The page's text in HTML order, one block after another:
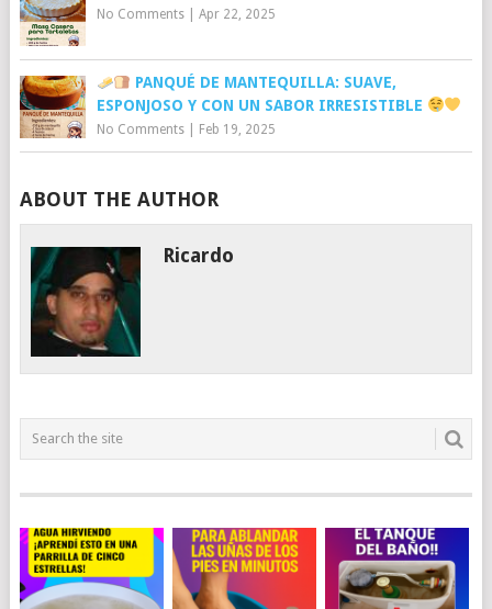
No Comments| Apr 22, 2025
PANQUÉ DE MANTEQUILLA: SUAVE,
ESPONJOSO Y CON UN SABOR IRRESISTIBLE
No Comments| Feb 19, 2025
ABOUT THE AUTHOR
Ricardo